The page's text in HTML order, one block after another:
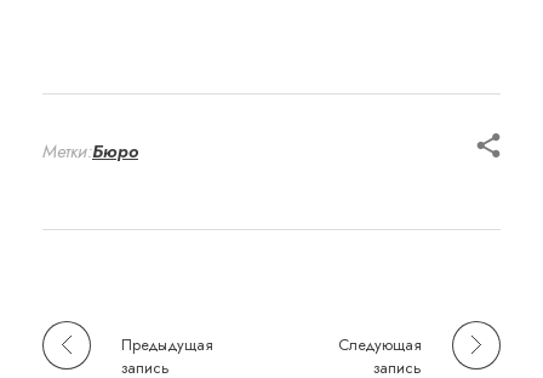
Метки:Бюро
Предыдущая
запись
Следующая
запись